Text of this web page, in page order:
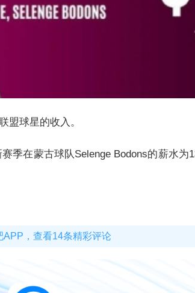
盟球星的收入。
在蒙古球队Selenge Bodons的薪水
APP，查看14条精彩评论